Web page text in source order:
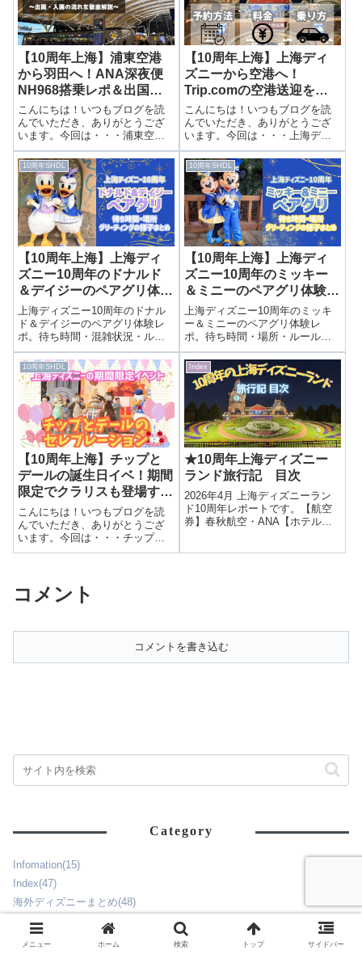
【10周年上海】浦東空港
から羽田へ！ANA深夜便
NH968搭乗レポ＆出国・
入国の流れを徹底解説
こんにちは！いつもブログを読
んでいただき、ありがとうござ
います。今回は・・・浦東空港
から羽田へ！ANA深夜便NH968
搭乗レポ＆出国・入国の流れを
徹底解説前回は上海・浦東国際
空港で購入できるCHAGEEを紹
介しました。▶話題の
CHAGEE（...
【10周年上海】上海ディ
ズニーから空港へ！
Trip.comの空港送迎を利
用してみた！予約方法・料
金・当日の流れを詳しく紹
介
こんにちは！いつもブログを読
んでいただき、ありがとうござ
います。今回は・・・上海ディ
ズニーから空港へ！Trip.comの
空港送迎を利用してみた！予約
方法・料金・当日の流れを詳し
く紹介前回はルミエールキッチ
ンを紹介しました。▶上海ディ
ズニー「...
10周年SHDL
【10周年上海】上海ディ
ズニー10周年のドナルド
＆デイジーのペアグリ体験
レポート！待ち時間・場
所・グリーティングの様子
まとめ
上海ディズニー10周年のドナル
ド＆デイジーのペアグリ体験レ
ポ。待ち時間・混雑状況・ルー
ルを詳しく解説。まさかの乱入
シーンも写真付きで紹介！
10周年SHDL
【10周年上海】上海ディ
ズニー10周年のミッキー
＆ミニーのペアグリ体験レ
ポート！待ち時間・場所・
グリーティングの様子まと
め
上海ディズニー10周年のミッキ
ー＆ミニーのペアグリ体験レ
ポ。待ち時間・場所・ルール・
混雑状況を詳しく解説。実際の
やり取りや写真付きで紹介しま
す。
10周年SHDL
【10周年上海】チップと
デールの誕生日イベ！期間
限定でクラリスも登場する
特別なセレブレーション
こんにちは！いつもブログを読
んでいただき、ありがとうござ
います。今回は・・・チップと
デールの誕生日イベ！期間限定
レード“カラフェス”を紹介しまし
た。▶春限定パレード「ディズ
Index
★10周年上海ディズニー
ランド旅行記 目次
2026年4月 上海ディズニーラン
ド10周年レポートです。【航空
券】春秋航空・ANA【ホテル】
コメント
コメントを書き込む
Category
Infomation(15)
Index(47)
海外ディズニーまとめ(48)
アナハイム・ディズニーランド(230)
ウォルトディズニーワールド
(154)
メニュー ホーム 検索 トップ サイドバー